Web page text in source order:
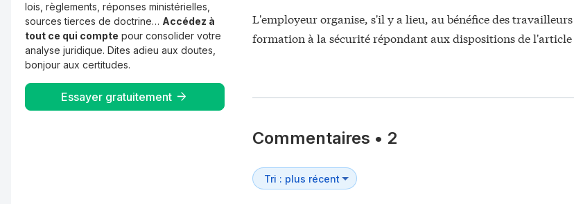
lois, règlements, réponses ministérielles,
sources tierces de doctrine… Accédez à
tout ce qui compte pour consolider votre
analyse juridique. Dites adieu aux doutes,
bonjour aux certitudes.
Essayer gratuitement
L'employeur organise, s'il y a lieu, au bénéfice des
formation à la sécurité répondant aux dispositions de l'article
Commentaires • 2